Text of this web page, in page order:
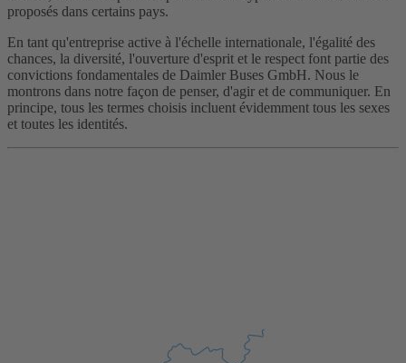
proposés dans certains pays.
En tant qu'entreprise active à l'échelle internationale, l'égalité des
chances, la diversité, l'ouverture d'esprit et le respect font partie des
convictions fondamentales de Daimler Buses GmbH. Nous le
montrons dans notre façon de penser, d'agir et de communiquer. En
principe, tous les termes choisis incluent évidemment tous les sexes
et toutes les identités.